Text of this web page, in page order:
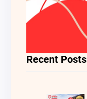
Recent Posts